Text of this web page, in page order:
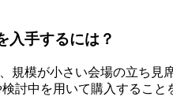
入手するには？
模が小さい会場の立ち
中を用いて購入すること